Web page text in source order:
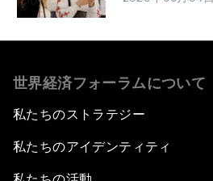
世界経済フォーラムについて
私たちのストラテジー
私たちのアイデンティティ